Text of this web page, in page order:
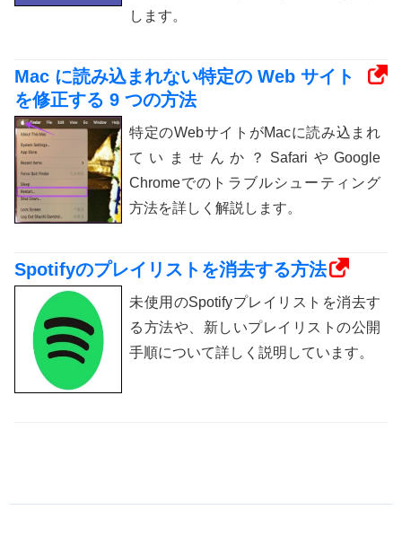
します。
Mac に読み込まれない特定の Web サイト
を修正する 9 つの方法
特定のWebサイトがMacに読み込まれ
ていませんか？SafariやGoogle
Chromeでのトラブルシューティング
方法を詳しく解説します。
Spotifyのプレイリストを消去する方法
未使用のSpotifyプレイリストを消去す
る方法や、新しいプレイリストの公開
手順について詳しく説明しています。